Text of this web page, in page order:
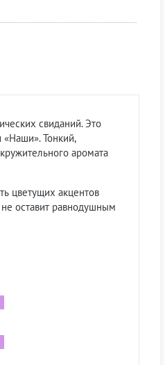
свиданий. Это
Тонкий,
аромата
цветущих акцентов
оставит равнодушным